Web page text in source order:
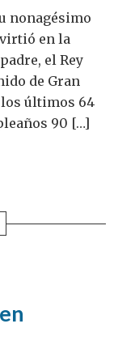
nonagésimo
en la
el Rey
de Gran
últimos 64
90 […]